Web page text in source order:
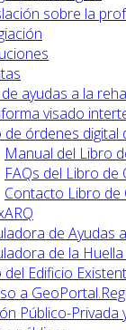
sobre la
ayudas a la
visado
de órdenes digital
Manual del Libro
FAQs del Libro de
Contacto Libro de
de Ayudas
de la
del Edificio
a
Público-Privada